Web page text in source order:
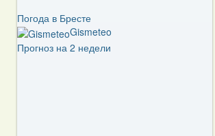
Погода в Бресте
Gismeteo
Прогноз на 2 недели